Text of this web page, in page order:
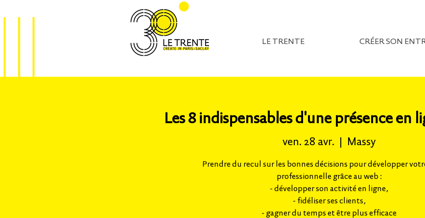
LE TRENTE CRÉER SON
Les 8 indispensables d'une présence en
ven. 28 avr.
  |
Massy
Prendre du recul sur les bonnes décisions pour développer
professionnelle grâce au web :
- développer son activité en ligne,
- fidéliser ses clients,
- gagner du temps et être plus efficace